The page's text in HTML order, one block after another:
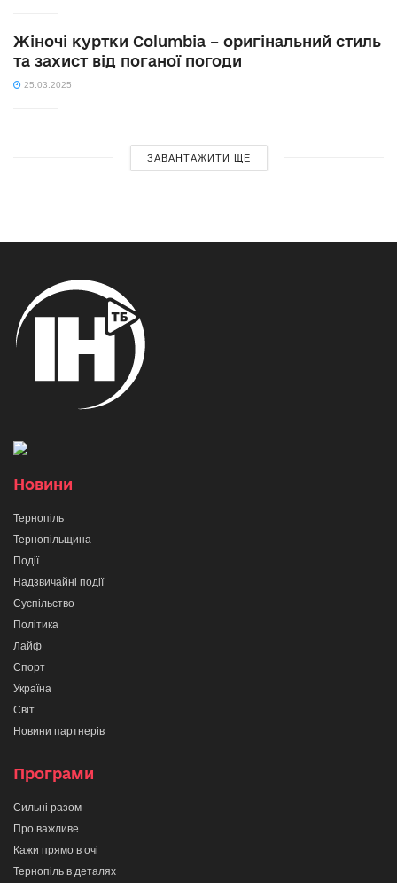
Жіночі куртки Columbia – оригінальний стиль
та захист від поганої погоди
25.03.2025
ЗАВАНТАЖИТИ ЩЕ
Новини
Тернопіль
Тернопільщина
Події
Надзвичайні події
Суспільство
Політика
Лайф
Спорт
Україна
Світ
Новини партнерів
Програми
Сильні разом
Про важливе
Кажи прямо в очі
Тернопіль в деталях